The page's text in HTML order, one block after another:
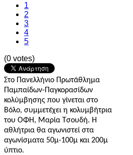
1
2
3
4
5
(0 votes)
Στο Πανελλήνιο Πρωτάθλημα
Παμπαίδων-Παγκορασίδων
κολύμβησης που γίνεται στο
Βόλο, συμμετέχει η κολυμβήτρια
του ΟΦΗ, Μαρία Τσουδή. Η
αθλήτρια θα αγωνιστεί στα
αγωνίσματα 50μ-100μ και 200μ
ύπτιο.